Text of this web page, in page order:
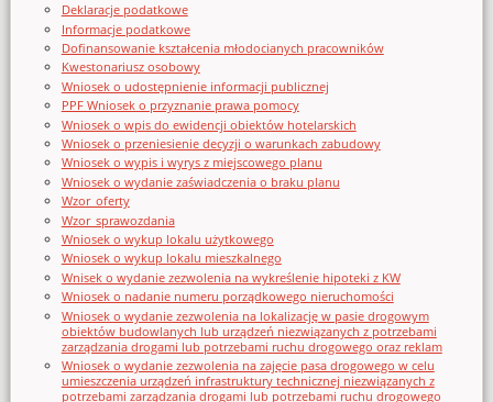
Deklaracje podatkowe
Informacje podatkowe
Dofinansowanie kształcenia młodocianych pracowników
Kwestonariusz osobowy
Wniosek o udostępnienie informacji publicznej
PPF Wniosek o przyznanie prawa pomocy
Wniosek o wpis do ewidencji obiektów hotelarskich
Wniosek o przeniesienie decyzji o warunkach zabudowy
Wniosek o wypis i wyrys z miejscowego planu
Wniosek o wydanie zaświadczenia o braku planu
Wzor_oferty
Wzor_sprawozdania
Wniosek o wykup lokalu użytkowego
Wniosek o wykup lokalu mieszkalnego
Wnisek o wydanie zezwolenia na wykreślenie hipoteki z KW
Wniosek o nadanie numeru porządkowego nieruchomości
Wniosek o wydanie zezwolenia na lokalizację w pasie drogowym
obiektów budowlanych lub urządzeń niezwiązanych z potrzebami
zarządzania drogami lub potrzebami ruchu drogowego oraz reklam
Wniosek o wydanie zezwolenia na zajęcie pasa drogowego w celu
umieszczenia urządzeń infrastruktury technicznej niezwiązanych z
potrzebami zarządzania drogami lub potrzebami ruchu drogowego